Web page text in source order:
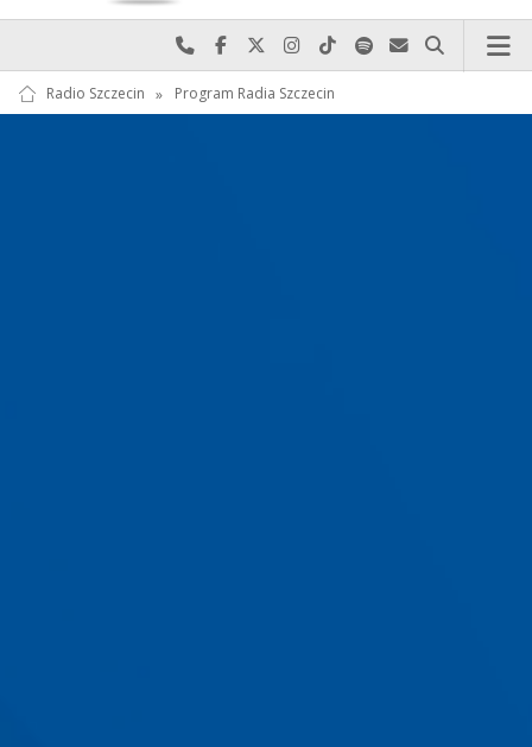
Najlepiej po prostu do nas zadzwoń
Odwiedź nas na Facebook-u
Odwiedź nas na X
Odwiedź nas na Instagram-ie
Odwiedź nas na TikTok-u
Szukaj nas na Spotify
Wyślij do nas
Szukaj
Radio Szczecin » Program Radia Szczecin